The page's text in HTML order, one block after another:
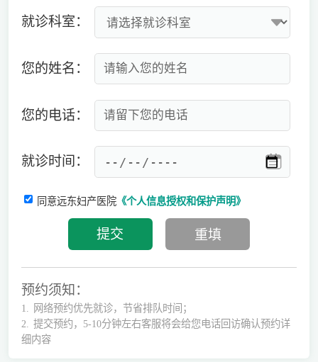
就诊科室：
您的姓名：
您的电话：
就诊时间：
同意远东妇产医院《个人信息授权和保护声明》
预约须知：
1.
网络预约优先就诊，节省排队时间；
2.
提交预约，5-10分钟左右客服将会给您电话回访确认预约详
细内容